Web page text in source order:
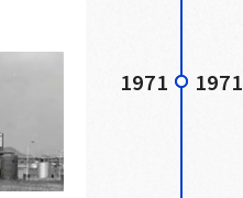
1971 1971